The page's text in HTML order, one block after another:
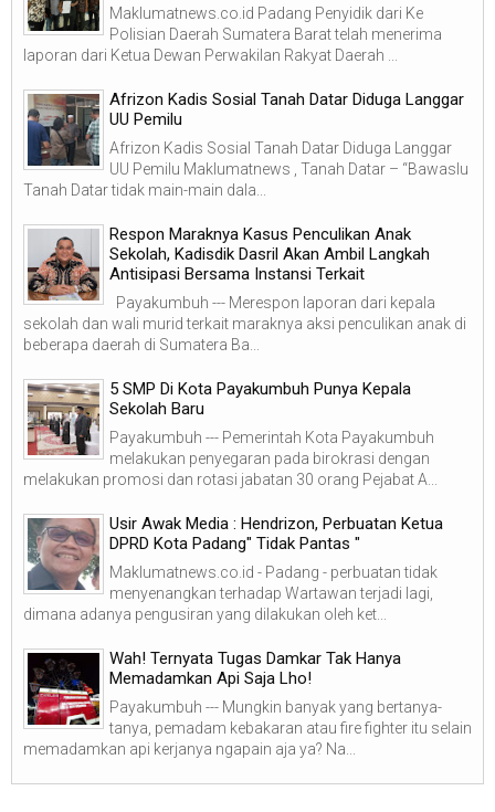
Maklumatnews.co.id Padang Penyidik dari Ke
Polisian Daerah Sumatera Barat telah menerima
laporan dari Ketua Dewan Perwakilan Rakyat Daerah ...
Afrizon Kadis Sosial Tanah Datar Diduga Langgar
UU Pemilu
Afrizon Kadis Sosial Tanah Datar Diduga Langgar
UU Pemilu Maklumatnews , Tanah Datar – “Bawaslu
Tanah Datar tidak main-main dala...
Respon Maraknya Kasus Penculikan Anak
Sekolah, Kadisdik Dasril Akan Ambil Langkah
Antisipasi Bersama Instansi Terkait
Payakumbuh --- Merespon laporan dari kepala
sekolah dan wali murid terkait maraknya aksi penculikan anak di
beberapa daerah di Sumatera Ba...
5 SMP Di Kota Payakumbuh Punya Kepala
Sekolah Baru
Payakumbuh --- Pemerintah Kota Payakumbuh
melakukan penyegaran pada birokrasi dengan
melakukan promosi dan rotasi jabatan 30 orang Pejabat A...
Usir Awak Media : Hendrizon, Perbuatan Ketua
DPRD Kota Padang" Tidak Pantas "
Maklumatnews.co.id - Padang - perbuatan tidak
menyenangkan terhadap Wartawan terjadi lagi,
dimana adanya pengusiran yang dilakukan oleh ket...
Wah! Ternyata Tugas Damkar Tak Hanya
Memadamkan Api Saja Lho!
Payakumbuh --- Mungkin banyak yang bertanya-
tanya, pemadam kebakaran atau fire fighter itu selain
memadamkan api kerjanya ngapain aja ya? Na...